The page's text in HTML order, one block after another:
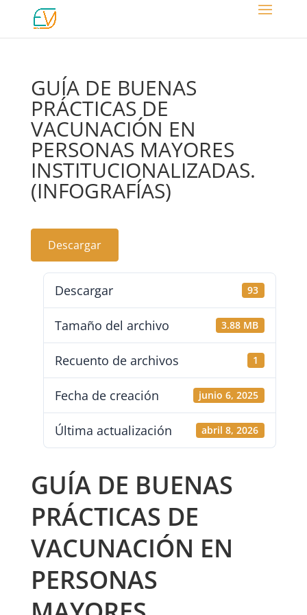
GUÍA DE BUENAS
PRÁCTICAS DE
VACUNACIÓN EN
PERSONAS MAYORES
INSTITUCIONALIZADAS.
(INFOGRAFÍAS)
Descargar
Descargar 93
Tamaño del archivo 3.88 MB
Recuento de archivos 1
Fecha de creación junio 6, 2025
Última actualización abril 8, 2026
GUÍA DE BUENAS
PRÁCTICAS DE
VACUNACIÓN EN
PERSONAS